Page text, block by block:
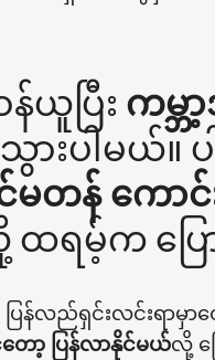
ယူပြီး ကမ္ဘ
သွားပါမယ်။
မတန် ကောင်
ထရမ့်က ပြ
လည်ရှင်းလင်းရာမှာ
ော့ ပြန်လာနိုင်မယ်လို့ ပ